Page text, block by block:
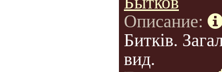
Описание:
Битків.
вид.